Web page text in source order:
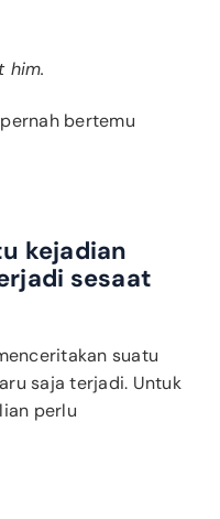
him.
bertemu
kejadian
sesaat
suatu
saja terjadi. Untuk
perlu